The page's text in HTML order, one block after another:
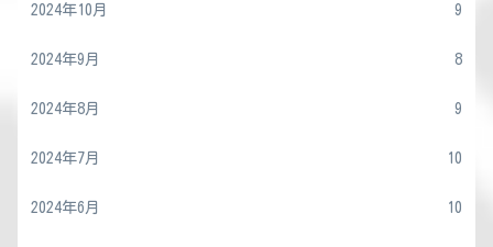
2024年10月 9
2024年9月 8
2024年8月 9
2024年7月 10
2024年6月 10